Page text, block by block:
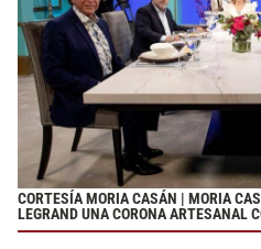
CORTESÍA MORIA CASÁN | MORIA
LEGRAND UNA CORONA ARTESANAL